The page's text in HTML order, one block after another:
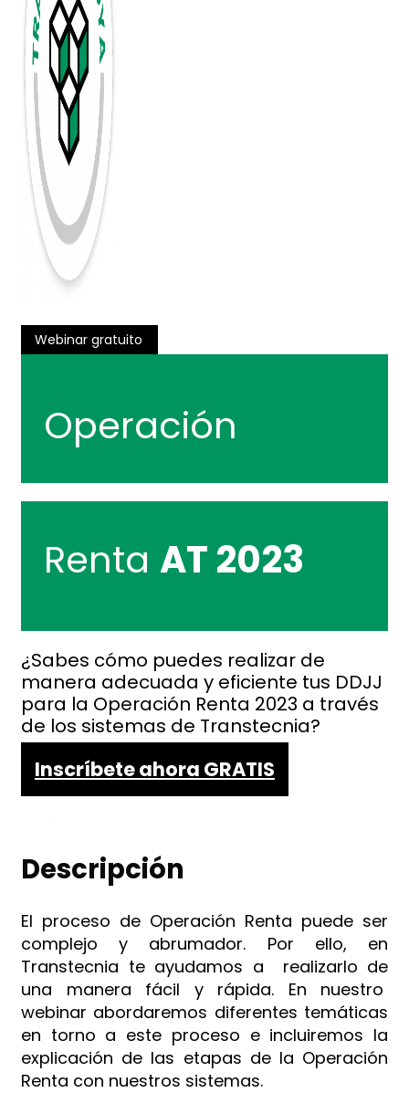
Webinar gratuito
Operación
Renta AT 2023
¿Sabes cómo puedes realizar de
manera adecuada y eficiente tus DDJJ
para la Operación Renta 2023 a través
de los sistemas de Transtecnia?
Inscríbete ahora GRATIS
Descripción
El proceso de Operación Renta puede ser
complejo y abrumador. Por ello, en
Transtecnia te ayudamos a realizarlo de
una manera fácil y rápida. En nuestro
webinar abordaremos diferentes temáticas
en torno a este proceso e incluiremos la
explicación de las etapas de la Operación
Renta con nuestros sistemas.